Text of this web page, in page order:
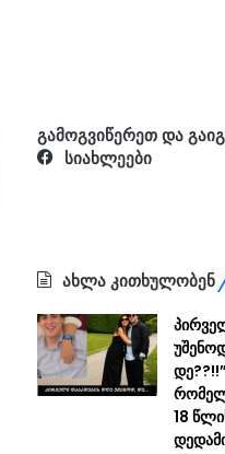
გამოგვიწერეთ და
სიახლეები
ახლა კითხულობენ
18